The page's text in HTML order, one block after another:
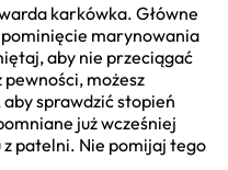
karkówka. Główne
marynowania
aby nie przeciągać
możesz
sprawdzić stopień
już wcześniej
patelni. Nie pomijaj tego